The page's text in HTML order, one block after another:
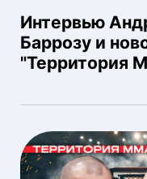
Интервью
Баррозу и
"Территория